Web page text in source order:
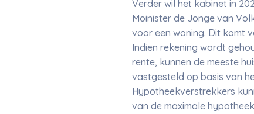
Verder wil het kabinet in
Moinister de Jonge van
voor een woning. Dit komt
Indien rekening wordt
rente, kunnen de meeste
vastgesteld op basis van
Hypotheekverstrekkers
van de maximale